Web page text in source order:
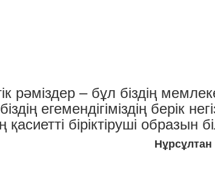
рәміздер – бұл біздің
біздің егемендігіміздің берік
қасиетті біріктіруші образын